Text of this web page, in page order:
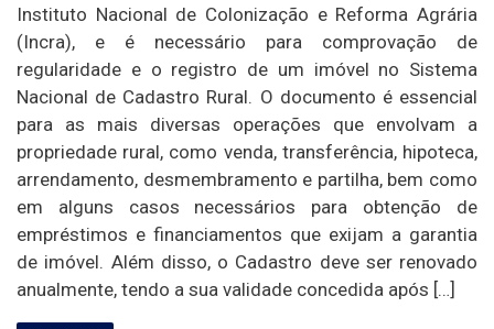
Instituto Nacional de Colonização e Reforma Agrária
(Incra), e é necessário para comprovação de
regularidade e o registro de um imóvel no Sistema
Nacional de Cadastro Rural. O documento é essencial
para as mais diversas operações que envolvam a
propriedade rural, como venda, transferência, hipoteca,
arrendamento, desmembramento e partilha, bem como
em alguns casos necessários para obtenção de
empréstimos e financiamentos que exijam a garantia
de imóvel. Além disso, o Cadastro deve ser renovado
anualmente, tendo a sua validade concedida após […]